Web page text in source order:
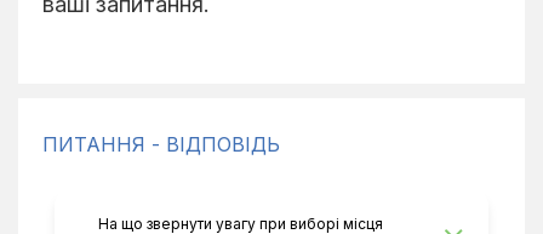
ПИТАННЯ - ВІДПОВІДЬ
На що звернути увагу при виборі місця